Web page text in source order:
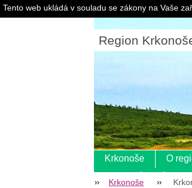
Region
Krkonoše O
Krkonoše
Tento web ukládá v souladu se zákony na Vaše